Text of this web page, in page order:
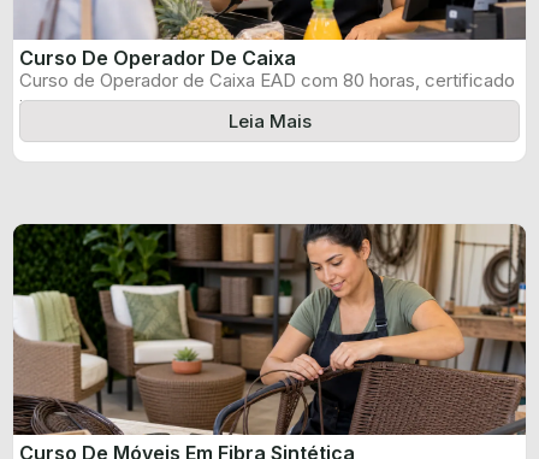
Curso De Operador De Caixa
Curso de Operador de Caixa EAD com 80 horas, certificado
informado pelo produtor ...
Leia Mais
Curso De Móveis Em Fibra Sintética